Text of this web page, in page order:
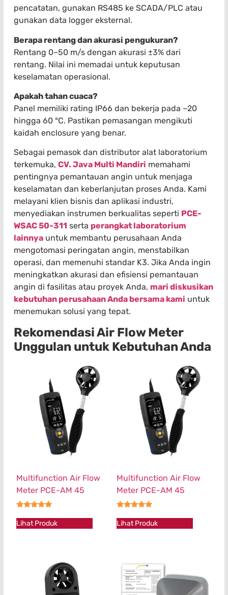
pencatatan, gunakan RS485 ke SCADA/PLC atau
gunakan data logger eksternal.
Berapa rentang dan akurasi pengukuran?
Rentang 0–50 m/s dengan akurasi ±3% dari
rentang. Nilai ini memadai untuk keputusan
keselamatan operasional.
Apakah tahan cuaca?
Panel memiliki rating IP66 dan bekerja pada −20
hingga 60 °C. Pastikan pemasangan mengikuti
kaidah enclosure yang benar.
Sebagai pemasok dan distributor alat laboratorium
terkemuka, CV. Java Multi Mandiri memahami
pentingnya pemantauan angin untuk menjaga
keselamatan dan keberlanjutan proses Anda. Kami
melayani klien bisnis dan aplikasi industri,
menyediakan instrumen berkualitas seperti PCE-
WSAC 50-311 serta perangkat laboratorium
lainnya untuk membantu perusahaan Anda
mengotomasi peringatan angin, menstabilkan
operasi, dan memenuhi standar K3. Jika Anda ingin
meningkatkan akurasi dan efisiensi pemantauan
angin di fasilitas atau proyek Anda, mari diskusikan
kebutuhan perusahaan Anda bersama kami untuk
menemukan solusi yang tepat.
Rekomendasi Air Flow Meter
Unggulan untuk Kebutuhan Anda
Multifunction Air Flow
Meter PCE-AM 45
Lihat Produk
Multifunction Air Flow
Meter PCE-AM 45
Lihat Produk